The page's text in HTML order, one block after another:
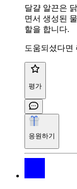
달걀 알끈은
면서 생성된
할을 합니다.
도움되셨다면
평가
응원하기